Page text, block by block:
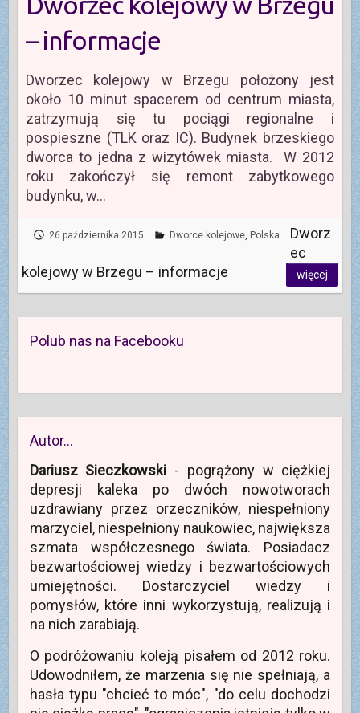
– informacje
Dworzec kolejowy w Brzegu położony jest
około 10 minut spacerem od centrum miasta,
zatrzymują się tu pociągi regionalne i
pospieszne (TLK oraz IC). Budynek brzeskiego
dworca to jedna z wizytówek miasta. W 2012
roku zakończył się remont zabytkowego
budynku, w…
26 października 2015 Dworce kolejowe, Polska
Dworz
ec
kolejowy w Brzegu – informacje
więcej
Polub nas na Facebooku
Autor…
Dariusz Sieczkowski - pogrążony w ciężkiej
depresji kaleka po dwóch nowotworach
uzdrawiany przez orzeczników, niespełniony
marzyciel, niespełniony naukowiec, największa
szmata współczesnego świata. Posiadacz
bezwartościowej wiedzy i bezwartościowych
umiejętności. Dostarczyciel wiedzy i
pomysłów, które inni wykorzystują, realizują i
na nich zarabiają.
O podróżowaniu koleją pisałem od 2012 roku.
Udowodniłem, że marzenia się nie spełniają, a
hasła typu "chcieć to móc", "do celu dochodzi